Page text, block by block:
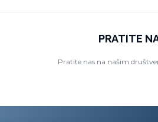
PRATITE
Pratite nas na našim